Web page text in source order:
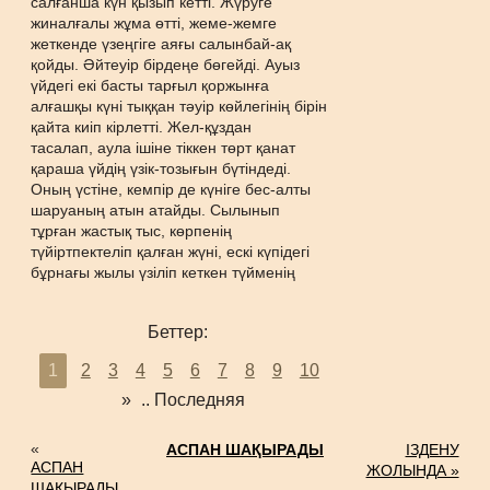
жиналғалы жұма өтті, жеме-жемге
жеткенде үзеңгіге аяғы салынбай-ақ
қойды. Әйтеуір бірдеңе бөгейді. Ауыз
үйдегі екі басты тарғыл қоржынға
алғашқы күні тыққан тәуір көйлегінің бірін
қайта киіп кірлетті. Жел-құздан
тасалап, аула ішіне тіккен төрт қанат
қараша үйдің үзік-тозығын бүтіндеді.
Оның үстіне, кемпір де күніге бес-алты
шаруаның атын атайды. Сылынып
тұрған жастық тыс, көрпенің
түйіртпектеліп қалған жүні, ескі күпідегі
бұрнағы жылы үзіліп кеткен түйменің
Беттер:
1 2 3 4 5 6 7 8 9
10
» .. Последняя
«
АСПАН
АСПАН ШАҚЫРАДЫ
ІЗДЕНУ
ЖОЛЫНДА »